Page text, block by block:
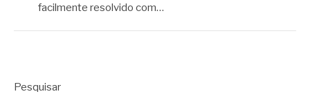
facilmente resolvido com…
Pesquisar